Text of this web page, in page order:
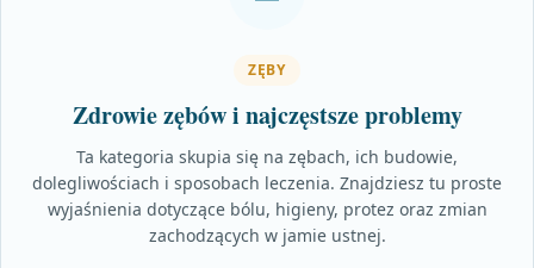
ZĘBY
Zdrowie zębów i najczęstsze problemy
Ta kategoria skupia się na zębach, ich budowie,
dolegliwościach i sposobach leczenia. Znajdziesz tu proste
wyjaśnienia dotyczące bólu, higieny, protez oraz zmian
zachodzących w jamie ustnej.